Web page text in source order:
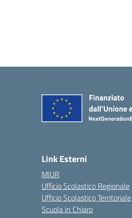
Link Esterni
MIUR
Ufficio Scolastico Regionale
Ufficio Scolastico Territoriale
Scuola in Chiaro